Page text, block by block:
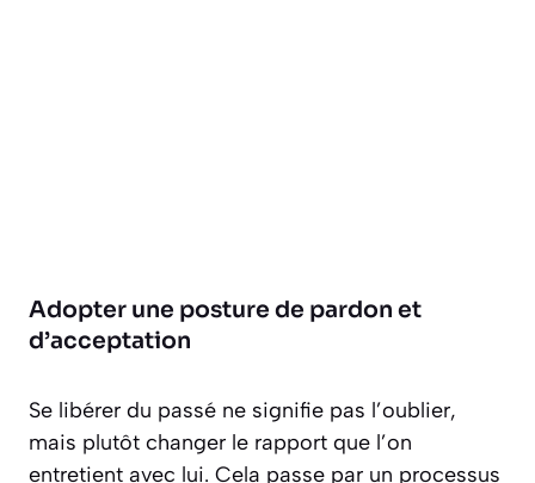
Adopter une posture de pardon et
d’acceptation
Se libérer du passé ne signifie pas l’oublier,
mais plutôt changer le rapport que l’on
entretient avec lui. Cela passe par un processus